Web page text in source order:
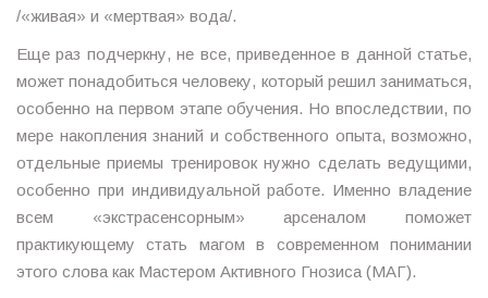
/«живая» и «мертвая» вода/.
Еще раз подчеркну, не все, приведенное в данной статье,
может понадобиться человеку, который решил заниматься,
особенно на первом этапе обучения. Но впоследствии, по
мере накопления знаний и собственного опыта, возможно,
отдельные приемы тренировок нужно сделать ведущими,
особенно при индивидуальной работе. Именно владение
всем «экстрасенсорным» арсеналом поможет
практикующему стать магом в современном понимании
этого слова как Мастером Активного Гнозиса (МАГ).